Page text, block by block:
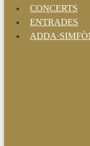
CONCERTS
ENTRADES